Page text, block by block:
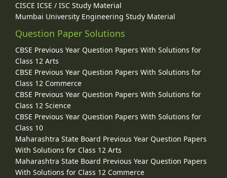
CISCE ICSE / ISC Study Material
Mumbai University Engineering Study Material
Question Paper Solutions
CBSE Previous Year Question Papers With Solutions for
Class 12 Arts
CBSE Previous Year Question Papers With Solutions for
Class 12 Commerce
CBSE Previous Year Question Papers With Solutions for
Class 12 Science
CBSE Previous Year Question Papers With Solutions for
Class 10
Maharashtra State Board Previous Year Question Papers
With Solutions for Class 12 Arts
Maharashtra State Board Previous Year Question Papers
With Solutions for Class 12 Commerce